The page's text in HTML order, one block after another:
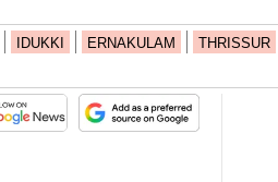
IDUKKI ERNAKULAM THRISSUR